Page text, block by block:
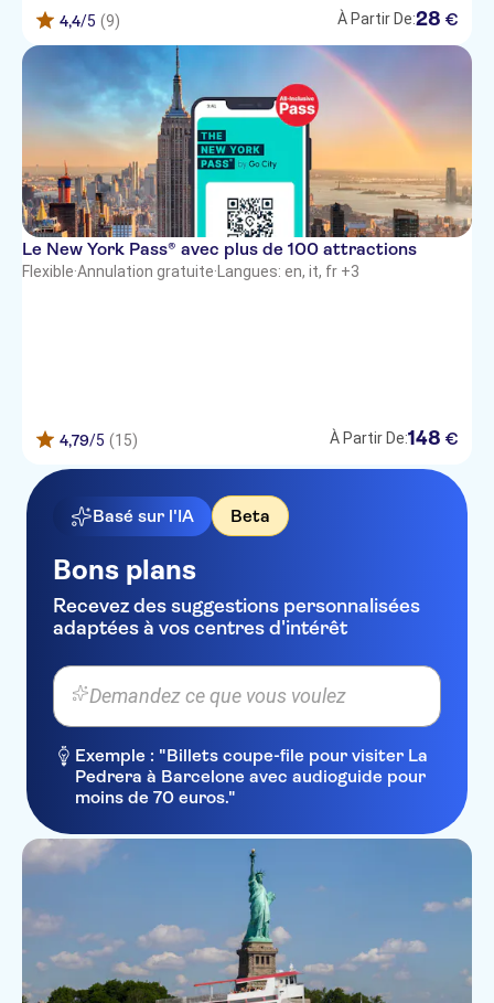
4,4/5 (9) À Partir De:28 €
Le New York Pass® avec plus de 100 attractions
Flexible·Annulation gratuite· Langues: en, it, fr +3
4,79/5 (15) À Partir De:148 €
Basé sur l'IA Beta
Bons plans
Recevez des suggestions personnalisées
adaptées à vos centres d'intérêt
Demandez ce que vous voulez
Exemple : "Billets coupe-file pour visiter La
Pedrera à Barcelone avec audioguide pour
moins de 70 euros."